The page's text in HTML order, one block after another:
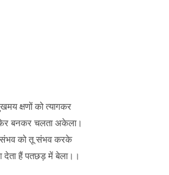
क्षणों को त्यागकर
बनकर चलता अकेला।
को तू संभव करके
देता हैं पतछड़ में बेला।।